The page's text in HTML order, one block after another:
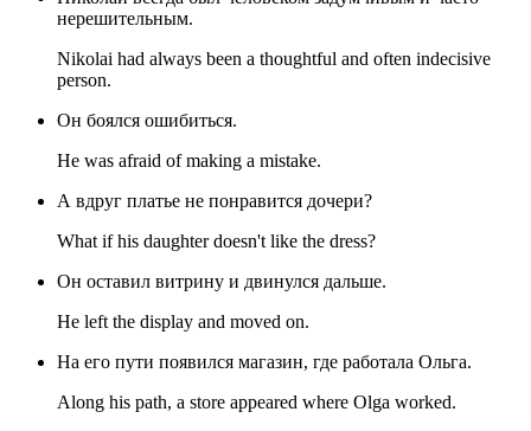
нерешительным.
Nikolai had always been a thoughtful and often indecisive
person.
Он боялся ошибиться.
He was afraid of making a mistake.
А вдруг платье не понравится дочери?
What if his daughter doesn't like the dress?
Он оставил витрину и двинулся дальше.
He left the display and moved on.
На его пути появился магазин, где работала Ольга.
Along his path, a store appeared where Olga worked.